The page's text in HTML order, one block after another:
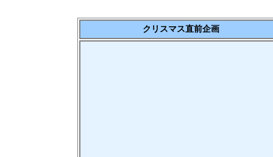
クリスマス直前企画